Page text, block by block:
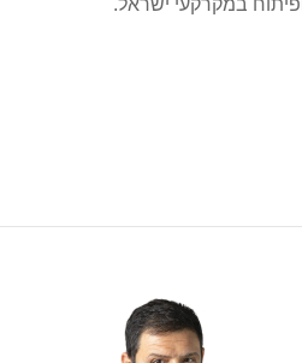
במקרקעי ישראל.